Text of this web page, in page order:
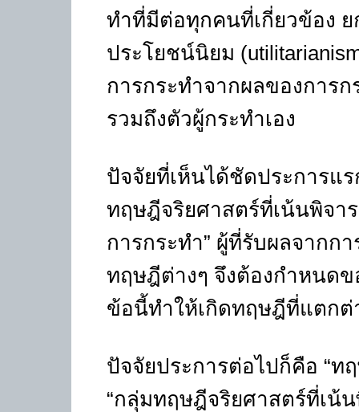
ทำที่มีต่อทุกคนที่เกี่ยวข้อง ย
ประโยชน์นิยม
การกระทำจากผลของการ
รวมถึงตัวผู้กระทำเอง
ปัจจัยที่เห็นได้ชัดประการแ
ทฤษฎีจริยศาสตร์ที่เน้นพิจา
การกระทำ” ผู้ที่รับผลจากก
ทฤษฎีต่างๆ จึงต้องกำหนด
ข้อนี้ทำให้เกิดทฤษฎีที่แตกต่
ปัจจัยประการต่อไปก็คือ “
“กลุ่มทฤษฎีจริยศาสตร์ที่เน้